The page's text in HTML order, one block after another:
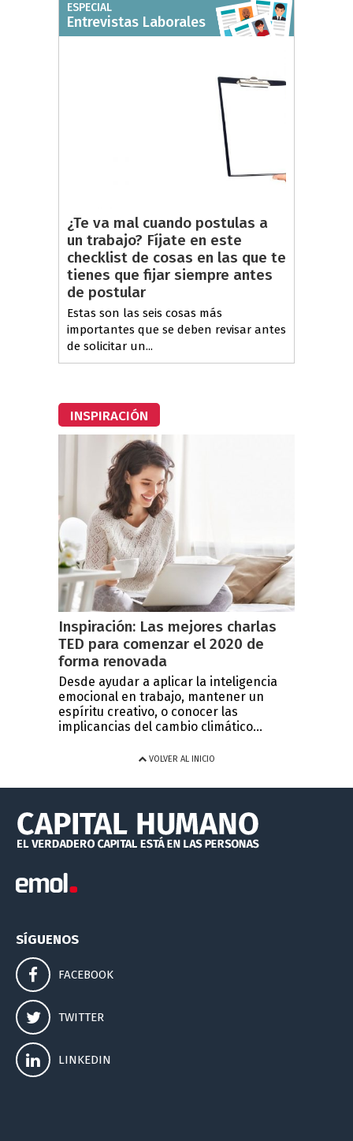
ESPECIAL
Entrevistas Laborales
¿Te va mal cuando postulas a
un trabajo? Fíjate en este
checklist de cosas en las que te
tienes que fijar siempre antes
de postular
Estas son las seis cosas más
importantes que se deben revisar antes
de solicitar un...
INSPIRACIÓN
Inspiración: Las mejores charlas
TED para comenzar el 2020 de
forma renovada
Desde ayudar a aplicar la inteligencia
emocional en trabajo, mantener un
espíritu creativo, o conocer las
implicancias del cambio climático...
VOLVER AL INICIO
SÍGUENOS
FACEBOOK
TWITTER
LINKEDIN